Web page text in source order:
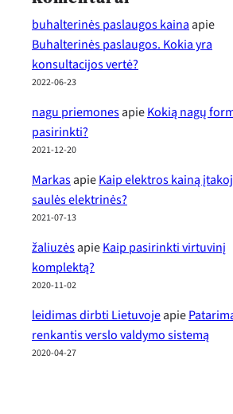
buhalterinės paslaugos kainaapie
Buhalterinės paslaugos. Kokia yra
konsultacijos vertė?
2022-06-23
nagu priemonesapieKokią nagų
pasirinkti?
2021-12-20
MarkasapieKaip elektros kainą
saulės elektrinės?
2021-07-13
žaliuzėsapieKaip pasirinkti virtuvinį
komplektą?
2020-11-02
leidimas dirbti Lietuvojeapie
renkantis verslo valdymo sistemą
2020-04-27